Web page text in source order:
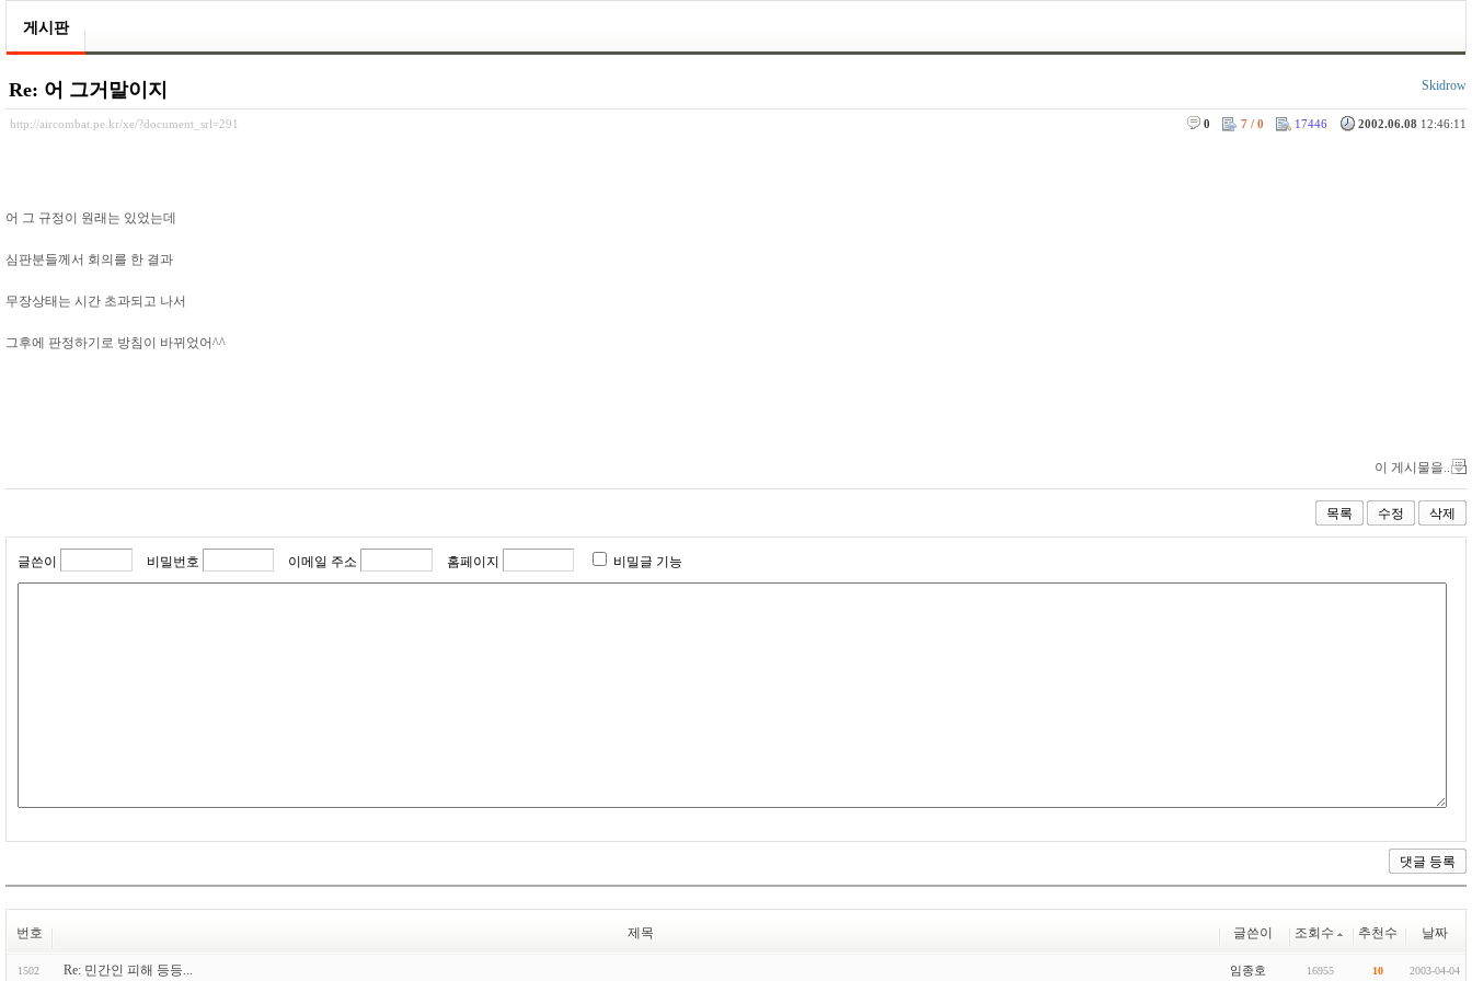
게시판
Re: 어 그거말이지 Skidrow
http://aircombat.pe.kr/xe/?document_srl=291 2002.06.08 12:46:11
17446
7 / 0
0
어 그 규정이 원래는 있었는데
심판분들께서 회의를 한 결과
무장상태는 시간 초과되고 나서
그후에 판정하기로 방침이 바뀌었어^^
이 게시물을..
목록 수정 삭제
글쓴이 비밀번호 이메일 주소 홈페이지 비밀글 기능
번호 제목 글쓴이 조회수 추천수 날짜
1502 Re: 민간인 피해 등등... 임종호 16955 10 2003-04-04